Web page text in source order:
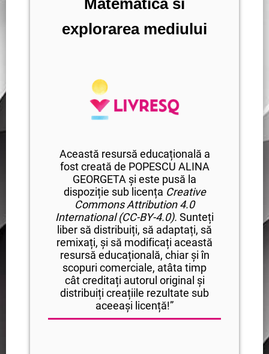
explorarea mediului
Această resursă educațională a
fost creată de POPESCU ALINA
GEORGETA și este pusă la
dispoziție sub licența Creative
Commons Attribution 4.0
International (CC-BY-4.0). Sunteți
liber să distribuiți, să adaptați, să
remixați, și să modificați această
resursă educațională, chiar și în
scopuri comerciale, atâta timp
cât creditați autorul original și
distribuiți creațiile rezultate sub
aceeași licență!”